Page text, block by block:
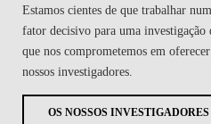
Estamos cientes de que trabalhar
fator decisivo para uma
que nos comprometemos em
nossos investigadores.
OS NOSSOS INVESTIGADORES